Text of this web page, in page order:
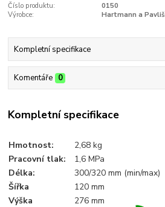
Číslo produktu:
0150
Výrobce:
Hartmann a Pavliš
Kompletní specifikace
Komentáře 0
Kompletní specifikace
Hmotnost:
2,68 kg
Pracovní tlak:
1,6 MPa
Délka:
300/320 mm (min/max)
Šířka
120 mm
Výška
276 mm